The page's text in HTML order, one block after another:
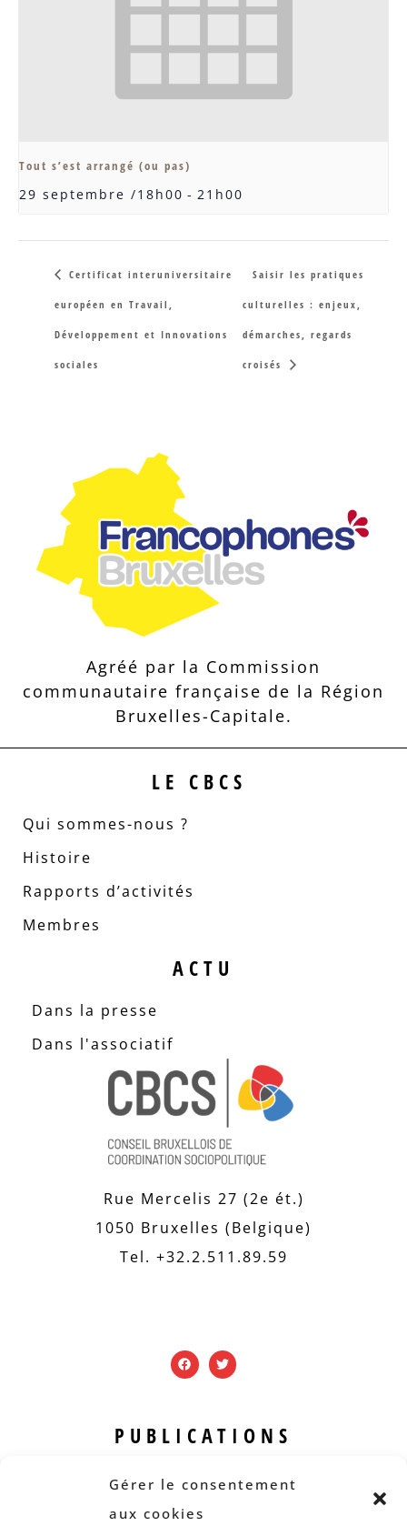
Gérer le consentement
aux cookies
Tout s’est arrangé (ou pas)
29 septembre /18h00 - 21h00
Certificat interuniversitaire
européen en Travail,
Développement et Innovations
sociales
Saisir les pratiques
culturelles : enjeux,
démarches, regards
croisés
Agréé par la Commission
communautaire française de la Région
Bruxelles-Capitale.
LE CBCS
Qui sommes-nous ?
Histoire
Rapports d’activités
Membres
ACTU
Dans la presse
Dans l'associatif
Rue Mercelis 27 (2e ét.)
1050 Bruxelles (Belgique)
Tel. +32.2.511.89.59
PUBLICATIONS
Revue B.I.S.
Rapports et analyses